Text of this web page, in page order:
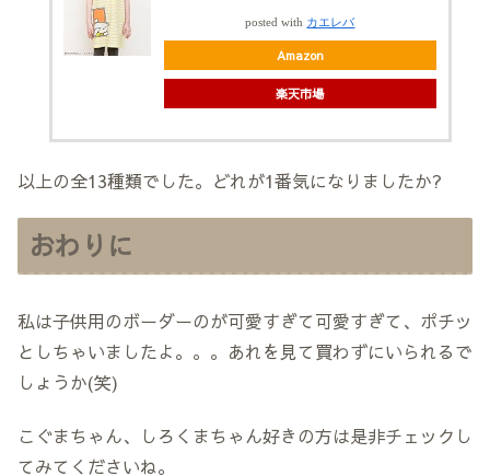
posted with カエレバ
Amazon
楽天市場
以上の全13種類でした。どれが1番気になりましたか?
おわりに
私は子供用のボーダーのが可愛すぎて可愛すぎて、ポチッ
としちゃいましたよ。。。あれを見て買わずにいられるで
しょうか(笑)
こぐまちゃん、しろくまちゃん好きの方は是非チェックし
てみてくださいね。